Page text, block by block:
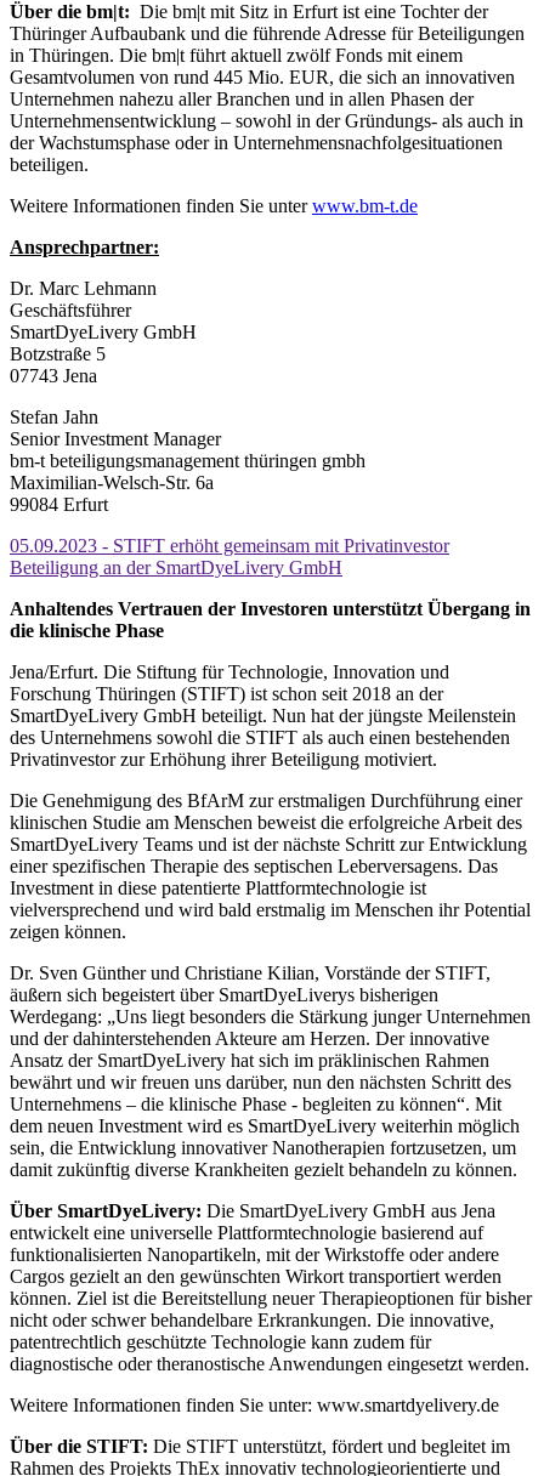
Über die bm|t: Die bm|t mit Sitz in Erfurt ist eine Tochter der
Thüringer Aufbaubank und die führende Adresse für Beteiligungen
in Thüringen. Die bm|t führt aktuell zwölf Fonds mit einem
Gesamtvolumen von rund 445 Mio. EUR, die sich an innovativen
Unternehmen nahezu aller Branchen und in allen Phasen der
Unternehmensentwicklung – sowohl in der Gründungs- als auch in
der Wachstumsphase oder in Unternehmensnachfolgesituationen
beteiligen.
Weitere Informationen finden Sie unterwww.bm-t.de
Ansprechpartner:
Dr. Marc Lehmann
Geschäftsführer
SmartDyeLivery GmbH
Botzstraße 5
07743 Jena
Stefan Jahn
Senior Investment Manager
bm-t beteiligungsmanagement thüringen gmbh
Maximilian-Welsch-Str. 6a
99084 Erfurt
05.09.2023 - STIFT erhöht gemeinsam mit Privatinvestor
Beteiligung an der SmartDyeLivery GmbH
Anhaltendes Vertrauen der Investoren unterstützt Übergang in
die klinische Phase
Jena/Erfurt. Die Stiftung für Technologie, Innovation und
Forschung Thüringen (STIFT) ist schon seit 2018 an der
SmartDyeLivery GmbH beteiligt. Nun hat der jüngste Meilenstein
des Unternehmens sowohl die STIFT als auch einen bestehenden
Privatinvestor zur Erhöhung ihrer Beteiligung motiviert.
Die Genehmigung des BfArM zur erstmaligen Durchführung einer
klinischen Studie am Menschen beweist die erfolgreiche Arbeit des
SmartDyeLivery Teams und ist der nächste Schritt zur Entwicklung
einer spezifischen Therapie des septischen Leberversagens. Das
Investment in diese patentierte Plattformtechnologie ist
vielversprechend und wird bald erstmalig im Menschen ihr Potential
zeigen können.
Dr. Sven Günther und Christiane Kilian, Vorstände der STIFT,
äußern sich begeistert über SmartDyeLiverys bisherigen
Werdegang: „Uns liegt besonders die Stärkung junger Unternehmen
und der dahinterstehenden Akteure am Herzen. Der innovative
Ansatz der SmartDyeLivery hat sich im präklinischen Rahmen
bewährt und wir freuen uns darüber, nun den nächsten Schritt des
Unternehmens – die klinische Phase - begleiten zu können“. Mit
dem neuen Investment wird es SmartDyeLivery weiterhin möglich
sein, die Entwicklung innovativer Nanotherapien fortzusetzen, um
damit zukünftig diverse Krankheiten gezielt behandeln zu können.
Über SmartDyeLivery: Die SmartDyeLivery GmbH aus Jena
entwickelt eine universelle Plattformtechnologie basierend auf
funktionalisierten Nanopartikeln, mit der Wirkstoffe oder andere
Cargos gezielt an den gewünschten Wirkort transportiert werden
können. Ziel ist die Bereitstellung neuer Therapieoptionen für bisher
nicht oder schwer behandelbare Erkrankungen. Die innovative,
patentrechtlich geschützte Technologie kann zudem für
diagnostische oder theranostische Anwendungen eingesetzt werden.
Weitere Informationen finden Sie unter: www.smartdyelivery.de
Über die STIFT: Die STIFT unterstützt, fördert und begleitet im
Rahmen des Projekts ThEx innovativ technologieorientierte und